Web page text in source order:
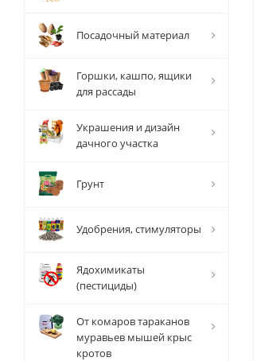
Посадочный материал
Горшки, кашпо, ящики
для рассады
Украшения и дизайн
дачного участка
Грунт
Удобрения, стимуляторы
Ядохимикаты
(пестициды)
От комаров тараканов
муравьев мышей крыс
кротов